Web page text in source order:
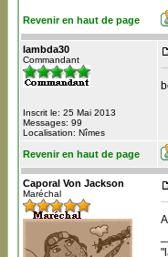
Revenir en haut de page
lambda30
Commandant
Inscrit le: 25 Mai 2013
Messages: 99
Localisation: Nîmes
Revenir en haut de page
Caporal Von Jackson
Maréchal